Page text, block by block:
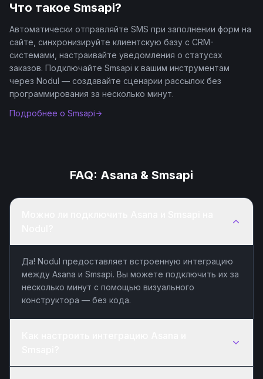
Что такое Smsapi?
Автоматически отправляйте SMS при заполнении форм на
сайте, синхронизируйте клиентскую базу с CRM-
системами, настраивайте уведомления о статусах
заказов. Подключайте Smsapi к вашим инструментам
через Nodul — создавайте сценарии рассылок без
программирования за несколько минут.
Подробнее о Smsapi
FAQ: Asana & Smsapi
Да! Nodul предоставляет встроенную интеграцию
между Asana и Smsapi. Вы можете подключить их за
несколько минут с помощью визуального
конструктора — без кода.